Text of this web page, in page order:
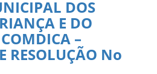
DOS
E DO
–
RESOLUÇÃO No